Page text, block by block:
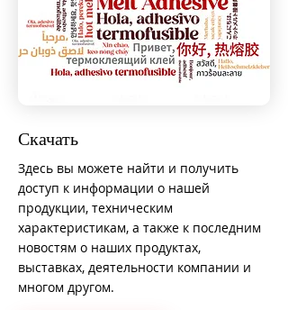
Скачать
Здесь вы можете найти и получить
доступ к информации о нашей
продукции, техническим
характеристикам, а также к последним
новостям о наших продуктах,
выставках, деятельности компании и
многом другом.